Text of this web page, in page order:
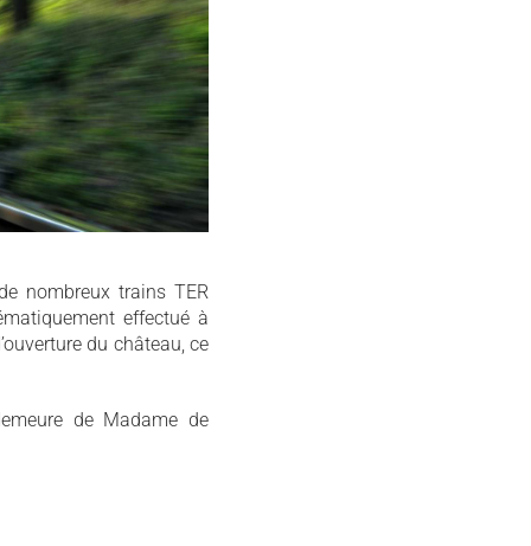
nombreux trains TER
effectué à
du château, ce
de Madame de